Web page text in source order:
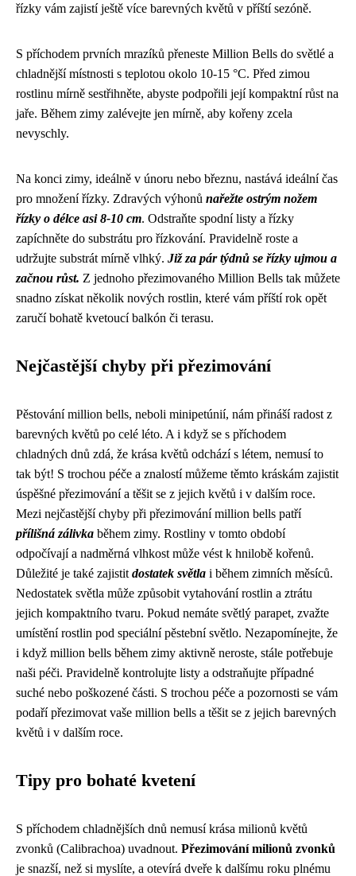
řízky vám zajistí ještě více barevných květů v příští sezóně.
S příchodem prvních mrazíků přeneste Million Bells do světlé a
chladnější místnosti s teplotou okolo 10-15 °C. Před zimou
rostlinu mírně sestřihněte, abyste podpořili její kompaktní růst na
jaře. Během zimy zalévejte jen mírně, aby kořeny zcela
nevyschly.
Na konci zimy, ideálně v únoru nebo březnu, nastává ideální čas
pro množení řízky. Zdravých výhonů nařežte ostrým nožem
řízky o délce asi 8-10 cm. Odstraňte spodní listy a řízky
zapíchněte do substrátu pro řízkování. Pravidelně roste a
udržujte substrát mírně vlhký. Již za pár týdnů se řízky ujmou a
začnou růst. Z jednoho přezimovaného Million Bells tak můžete
snadno získat několik nových rostlin, které vám příští rok opět
zaručí bohatě kvetoucí balkón či terasu.
Nejčastější chyby při přezimování
Pěstování million bells, neboli minipetúnií, nám přináší radost z
barevných květů po celé léto. A i když se s příchodem
chladných dnů zdá, že krása květů odchází s létem, nemusí to
tak být! S trochou péče a znalostí můžeme těmto kráskám zajistit
úspěšné přezimování a těšit se z jejich květů i v dalším roce.
Mezi nejčastější chyby při přezimování million bells patří
přílišná zálivka během zimy. Rostliny v tomto období
odpočívají a nadměrná vlhkost může vést k hnilobě kořenů.
Důležité je také zajistit dostatek světla i během zimních měsíců.
Nedostatek světla může způsobit vytahování rostlin a ztrátu
jejich kompaktního tvaru. Pokud nemáte světlý parapet, zvažte
umístění rostlin pod speciální pěstební světlo. Nezapomínejte, že
i když million bells během zimy aktivně neroste, stále potřebuje
naši péči. Pravidelně kontrolujte listy a odstraňujte případné
suché nebo poškozené části. S trochou péče a pozornosti se vám
podaří přezimovat vaše million bells a těšit se z jejich barevných
květů i v dalším roce.
Tipy pro bohaté kvetení
S příchodem chladnějších dnů nemusí krása milionů květů
zvonků (Calibrachoa) uvadnout. Přezimování milionů zvonků
je snazší, než si myslíte, a otevírá dveře k dalšímu roku plnému